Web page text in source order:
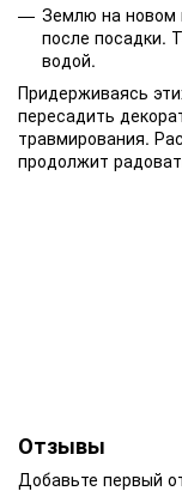
Землю на новом
после посадки.
водой.
Придерживаясь
пересадить
травмирования.
продолжит
Отзывы
Добавьте первый